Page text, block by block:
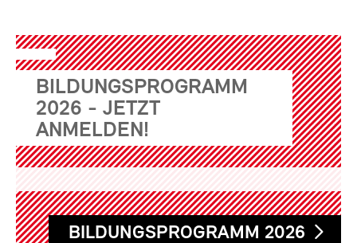
BILDUNGSPROGRAMM
2026 - JETZT
ANMELDEN!
BILDUNGSPROGRAMM 2026